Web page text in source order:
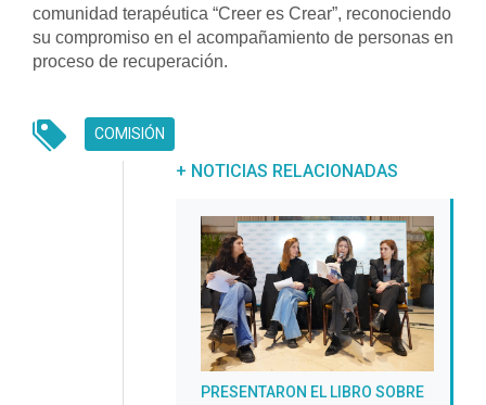
comunidad terapéutica “Creer es Crear”, reconociendo
su compromiso en el acompañamiento de personas en
proceso de recuperación.
COMISIÓN
UNREAD MESSAGES
+ NOTICIAS RELACIONADAS
PRESENTARON EL LIBRO SOBRE